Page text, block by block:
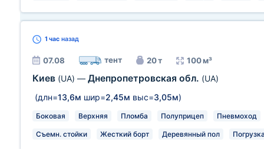
1 час назад
07.08 тент 20 т 100 м³
Киев (UA) — Днепропетровская обл. (UA)
(длн=13,6м шир=2,45м выс=3,05м)
Боковая Верхняя Пломба Полуприцеп Пневмоход
Съемн. стойки Жесткий борт Деревянный пол